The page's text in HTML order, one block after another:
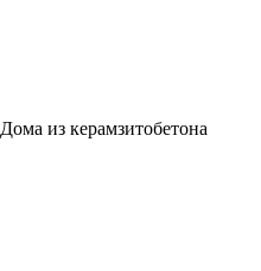
Дома из керамзитобетона